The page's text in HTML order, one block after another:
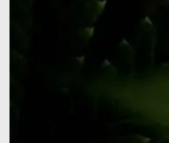
Robadope
Robadope tests